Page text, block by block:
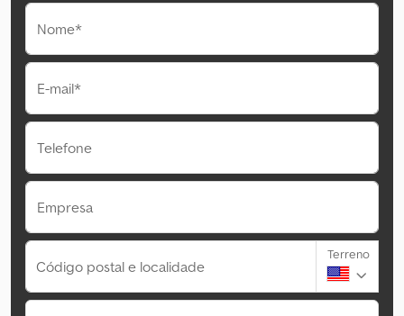
Nome*
E-mail*
Telefone
Empresa
Código postal e localidade
Terreno